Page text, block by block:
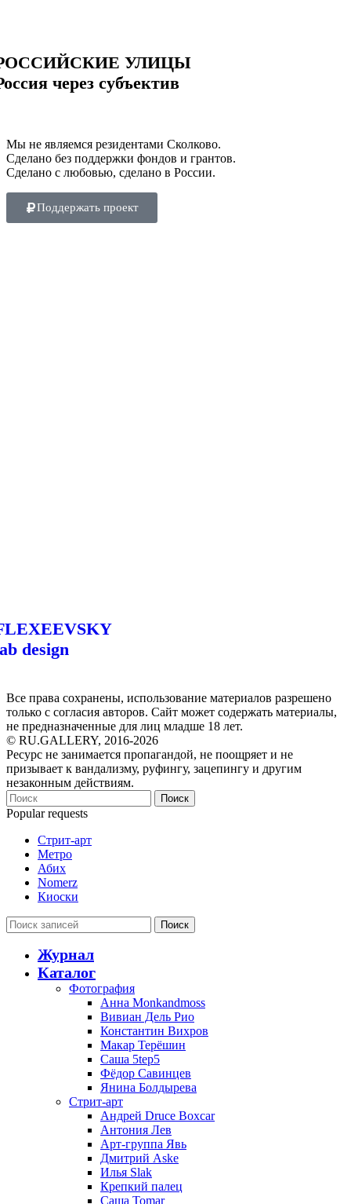
УЛИЦЫ
через субъектив
Мы не являемся резидентами Сколково.
Сделано без поддержки фондов и грантов.
Сделано с любовью, сделано в России.
Поддержать проект
design
Все права сохранены, использование материалов разрешено
только с согласия авторов. Сайт может содержать материалы,
не предназначенные для лиц младше 18 лет.
© RU.GALLERY, 2016-2026
Ресурс не занимается пропагандой, не поощряет и не
призывает к вандализму, руфингу, зацепингу и другим
незаконным действиям.
Поиск
Popular requests
Стрит-арт
Метро
Абих
Nomerz
Киоски
Поиск
Журнал
Каталог
Фотография
Анна Monkandmoss
Вивиан Дель Рио
Константин Вихров
Макар Терёшин
Саша 5tep5
Фёдор Савинцев
Янина Болдырева
Стрит-арт
Андрей Druce Boxcar
Антония Лев
Арт-группа Явь
Дмитрий Aske
Илья Slak
Крепкий палец
Саша Tomar